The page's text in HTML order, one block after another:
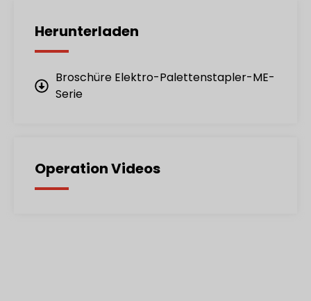
Herunterladen
Broschüre Elektro-Palettenstapler-ME-
Serie
Operation Videos